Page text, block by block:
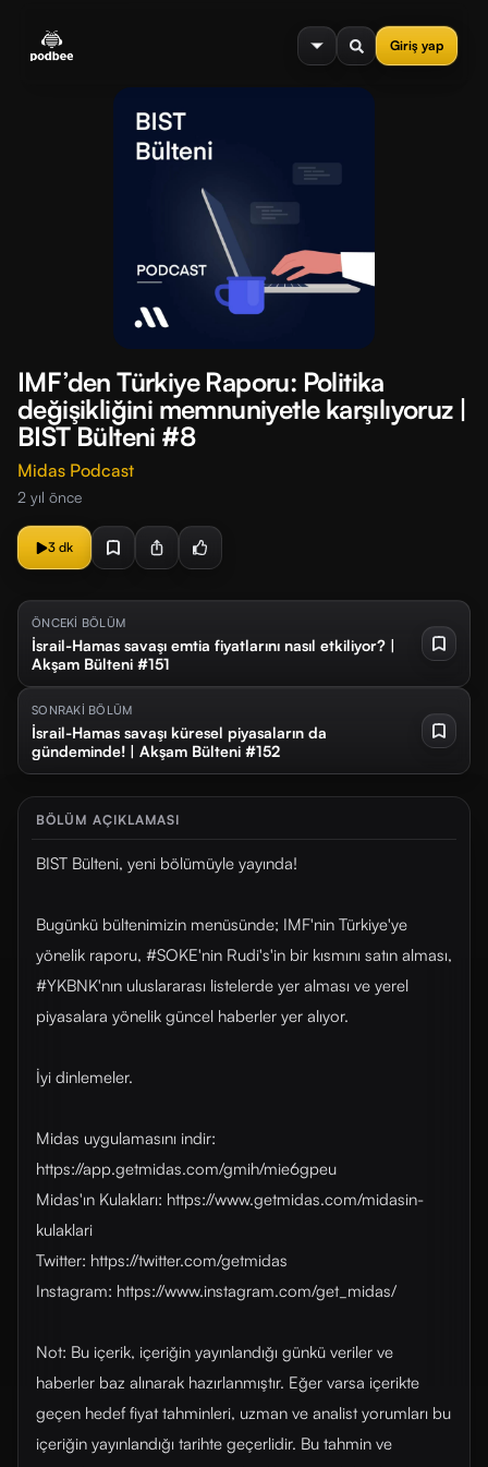
Giriş yap
menu
IMF’den Türkiye Raporu: Politika
değişikliğini memnuniyetle karşılıyoruz |
BIST Bülteni #8
Midas Podcast
2 yıl önce
3 dk
ÖNCEKİ BÖLÜM
İsrail-Hamas savaşı emtia fiyatlarını nasıl etkiliyor? |
Akşam Bülteni #151
SONRAKİ BÖLÜM
İsrail-Hamas savaşı küresel piyasaların da
gündeminde! | Akşam Bülteni #152
BÖLÜM AÇIKLAMASI
BIST Bülteni, yeni bölümüyle yayında!
Bugünkü bültenimizin menüsünde; IMF'nin Türkiye'ye
yönelik raporu, #SOKE'nin Rudi's'in bir kısmını satın alması,
#YKBNK'nın uluslararası listelerde yer alması ve yerel
piyasalara yönelik güncel haberler yer alıyor.
İyi dinlemeler.
Midas uygulamasını indir:
https://app.getmidas.com/gmih/mie6gpeu
Midas'ın Kulakları: https://www.getmidas.com/midasin-
kulaklari
Twitter: https://twitter.com/getmidas
Instagram: https://www.instagram.com/get_midas/
Not: Bu içerik, içeriğin yayınlandığı günkü veriler ve
haberler baz alınarak hazırlanmıştır. Eğer varsa içerikte
geçen hedef fiyat tahminleri, uzman ve analist yorumları bu
içeriğin yayınlandığı tarihte geçerlidir. Bu tahmin ve